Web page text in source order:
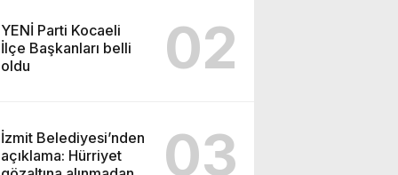
YENİ Parti Kocaeli
İlçe Başkanları belli
oldu
02
İzmit Belediyesi’nden
açıklama: Hürriyet
03